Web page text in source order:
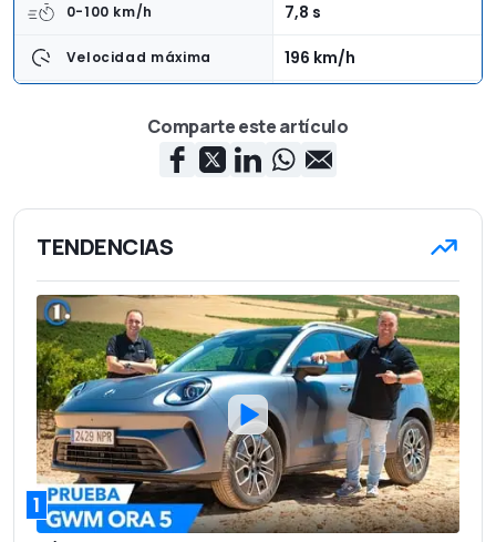
0-100 km/h 7,8 s
Velocidad máxima 196 km/h
Delantera
Anchura
Altura 1,65 m
Peso en vacío 1.575 kg
Número de asientos 5
Capacidad del maletero 616 litros
Precio base 47.475 euros
Comparte este artículo
TENDENCIAS
1